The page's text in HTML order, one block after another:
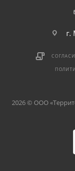
г.
2026 © ООО